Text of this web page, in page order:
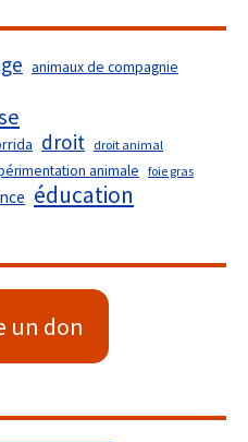
animaux de compagnie
droit droit animal
animale foie gras
éducation
un don